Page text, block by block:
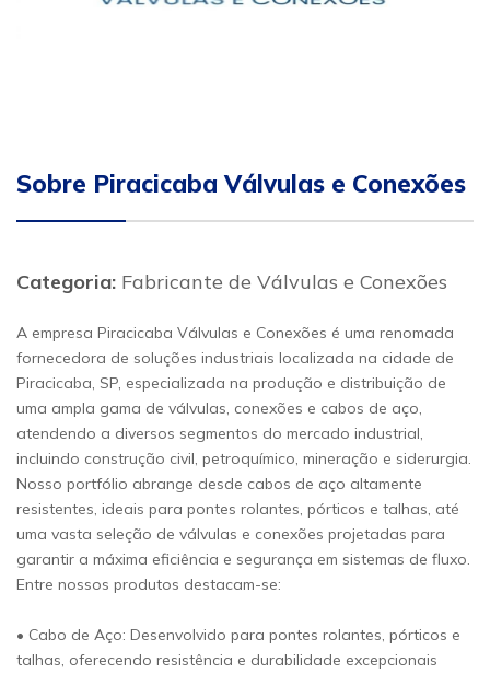
Sobre Piracicaba Válvulas e Conexões
Categoria: Fabricante de Válvulas e Conexões
A empresa Piracicaba Válvulas e Conexões é uma renomada
fornecedora de soluções industriais localizada na cidade de
Piracicaba, SP, especializada na produção e distribuição de
uma ampla gama de válvulas, conexões e cabos de aço,
atendendo a diversos segmentos do mercado industrial,
incluindo construção civil, petroquímico, mineração e siderurgia.
Nosso portfólio abrange desde cabos de aço altamente
resistentes, ideais para pontes rolantes, pórticos e talhas, até
uma vasta seleção de válvulas e conexões projetadas para
garantir a máxima eficiência e segurança em sistemas de fluxo.
Entre nossos produtos destacam-se:
• Cabo de Aço: Desenvolvido para pontes rolantes, pórticos e
talhas, oferecendo resistência e durabilidade excepcionais